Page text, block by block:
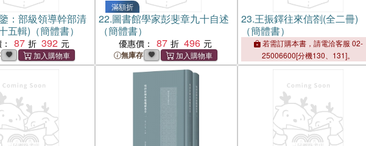
：部級領導幹部清
五輯)（簡體書）
87 392
滿額折
22.圖書館學家彭斐章九十自述
（簡體書）
優惠價： 87 496
無庫存
23.王振鐸往來信劄(全二冊)
（簡體書）
若需訂購本書，請電洽客服 02-
25006600[分機130、131]。